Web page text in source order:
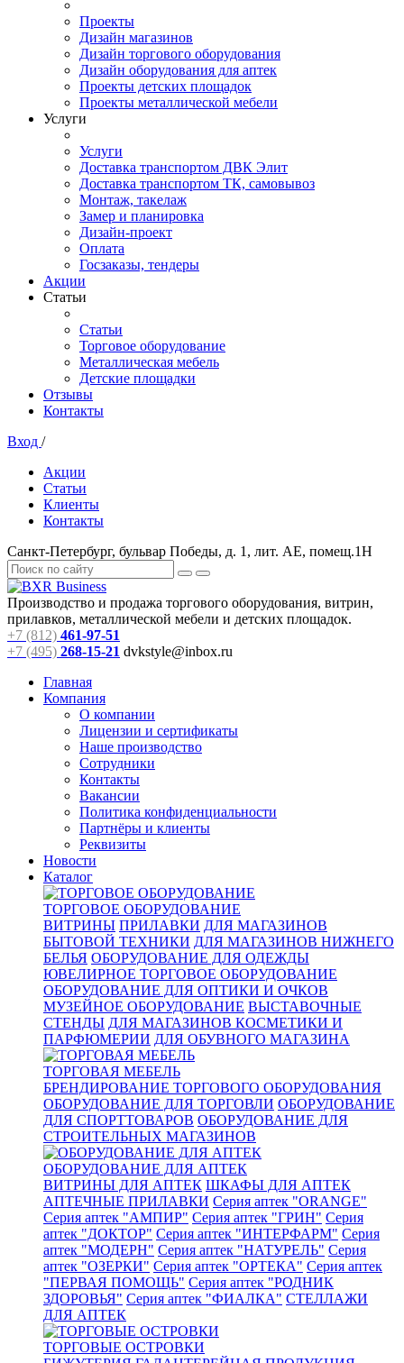
Проекты
Дизайн магазинов
Дизайн торгового оборудования
Дизайн оборудования для аптек
Проекты детских площадок
Проекты металлической мебели
Услуги
Услуги
Доставка транспортом ДВК Элит
Доставка транспортом ТК, самовывоз
Монтаж, такелаж
Замер и планировка
Дизайн-проект
Оплата
Госзаказы, тендеры
Акции
Статьи
Статьи
Торговое оборудование
Металлическая мебель
Детские площадки
Отзывы
Контакты
Вход /
Акции
Статьи
Клиенты
Контакты
Санкт-Петербург, бульвар Победы, д. 1, лит. АЕ, помещ.1Н
Производство и продажа торгового оборудования, витрин,
прилавков, металлической мебели и детских площадок.
+7 (812) 461-97-51
+7 (495) 268-15-21 dvkstyle@inbox.ru
Главная
Компания
О компании
Лицензии и сертификаты
Наше производство
Сотрудники
Контакты
Вакансии
Политика конфиденциальности
Партнёры и клиенты
Реквизиты
Новости
Каталог
ТОРГОВОЕ ОБОРУДОВАНИЕ
ВИТРИНЫ ПРИЛАВКИ ДЛЯ МАГАЗИНОВ
БЫТОВОЙ ТЕХНИКИ ДЛЯ МАГАЗИНОВ НИЖНЕГО
БЕЛЬЯ ОБОРУДОВАНИЕ ДЛЯ ОДЕЖДЫ
ЮВЕЛИРНОЕ ТОРГОВОЕ ОБОРУДОВАНИЕ
ОБОРУДОВАНИЕ ДЛЯ ОПТИКИ И ОЧКОВ
МУЗЕЙНОЕ ОБОРУДОВАНИЕ ВЫСТАВОЧНЫЕ
СТЕНДЫ ДЛЯ МАГАЗИНОВ КОСМЕТИКИ И
ПАРФЮМЕРИИ ДЛЯ ОБУВНОГО МАГАЗИНА
ТОРГОВАЯ МЕБЕЛЬ
БРЕНДИРОВАНИЕ ТОРГОВОГО ОБОРУДОВАНИЯ
ОБОРУДОВАНИЕ ДЛЯ ТОРГОВЛИ ОБОРУДОВАНИЕ
ДЛЯ СПОРТТОВАРОВ ОБОРУДОВАНИЕ ДЛЯ
СТРОИТЕЛЬНЫХ МАГАЗИНОВ
ОБОРУДОВАНИЕ ДЛЯ АПТЕК
ВИТРИНЫ ДЛЯ АПТЕК ШКАФЫ ДЛЯ АПТЕК
АПТЕЧНЫЕ ПРИЛАВКИ Серия аптек "ORANGE"
Серия аптек "АМПИР" Серия аптек "ГРИН" Серия
аптек "ДОКТОР" Серия аптек "ИНТЕРФАРМ" Серия
аптек "МОДЕРН" Серия аптек "НАТУРЕЛЬ" Серия
аптек "ОЗЕРКИ" Серия аптек "ОРТЕКА" Серия аптек
"ПЕРВАЯ ПОМОЩЬ" Серия аптек "РОДНИК
ЗДОРОВЬЯ" Серия аптек "ФИАЛКА" СТЕЛЛАЖИ
ДЛЯ АПТЕК
ТОРГОВЫЕ ОСТРОВКИ